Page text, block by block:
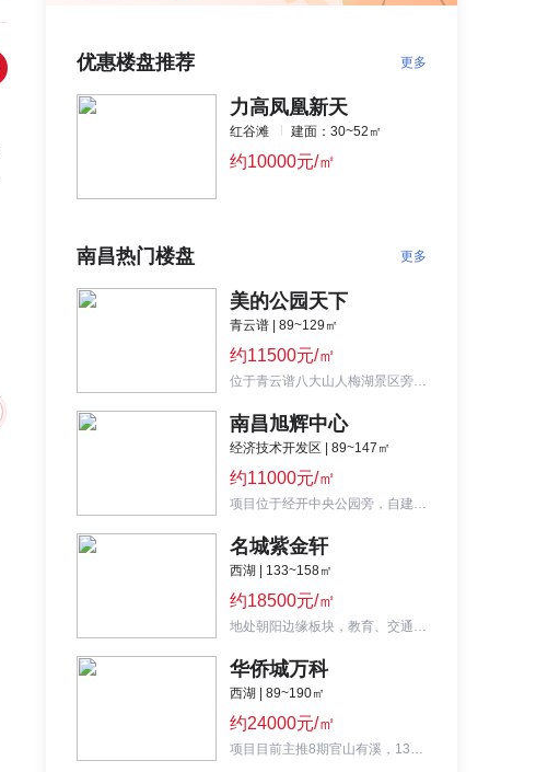
优惠楼盘推荐 更多
力高凤凰新天
红谷滩 建面：30~52㎡
约10000元/㎡
南昌热门楼盘 更多
美的公园天下
青云谱 | 89~129㎡
约11500元/㎡
位于青云谱八大山人梅湖景区旁，美的+新力联手开发，主推105-122㎡三房高层、洋房。
南昌旭辉中心
经济技术开发区 | 89~147㎡
约11000元/㎡
项目位于经开中央公园旁，自建旭辉广场，分为三个地块，主打89-155㎡高层、小高层、洋房。
名城紫金轩
西湖 | 133~158㎡
约18500元/㎡
地处朝阳边缘板块，教育、交通、环境配套尚可，主打133-155平改善现房。
华侨城万科
西湖 | 89~190㎡
约24000元/㎡
项目目前主推8期官山有溪，130-160-190平大平层，单价2.4万元/平起。